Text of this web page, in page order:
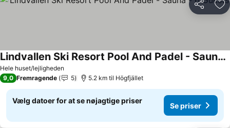
Del
Hele huset/lejligheden
Lindvallen Ski Resort Pool And Padel - Sauna - 6 Guests
9,0 Fremragende 5 5.2 km til Högfjället
Vælg datoer for at se nøjagtige priser
Se priser